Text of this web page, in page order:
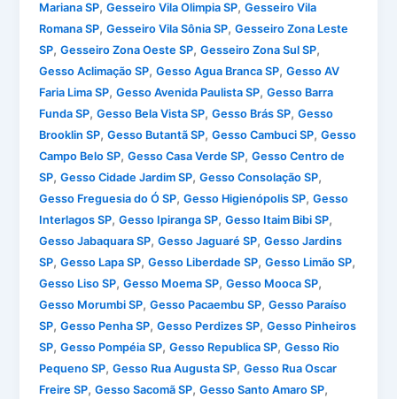
Mariana SP,Gesseiro Vila Olimpia SP,Gesseiro Vila
Romana SP,Gesseiro Vila Sônia SP,Gesseiro Zona Leste
SP,Gesseiro Zona Oeste SP,Gesseiro Zona Sul SP,
Gesso Aclimação SP,Gesso Agua Branca SP,Gesso AV
Faria Lima SP,Gesso Avenida Paulista SP,Gesso Barra
Funda SP,Gesso Bela Vista SP,Gesso Brás SP,Gesso
Brooklin SP,Gesso Butantã SP,Gesso Cambuci SP,Gesso
Campo Belo SP,Gesso Casa Verde SP,Gesso Centro de
SP,Gesso Cidade Jardim SP,Gesso Consolação SP,
Gesso Freguesia do Ó SP,Gesso Higienópolis SP,Gesso
Interlagos SP,Gesso Ipiranga SP,Gesso Itaim Bibi SP,
Gesso Jabaquara SP,Gesso Jaguaré SP,Gesso Jardins
SP,Gesso Lapa SP,Gesso Liberdade SP,Gesso Limão SP,
Gesso Liso SP,Gesso Moema SP,Gesso Mooca SP,
Gesso Morumbi SP,Gesso Pacaembu SP,Gesso Paraíso
SP,Gesso Penha SP,Gesso Perdizes SP,Gesso Pinheiros
SP,Gesso Pompéia SP,Gesso Republica SP,Gesso Rio
Pequeno SP,Gesso Rua Augusta SP,Gesso Rua Oscar
Freire SP,Gesso Sacomã SP,Gesso Santo Amaro SP,